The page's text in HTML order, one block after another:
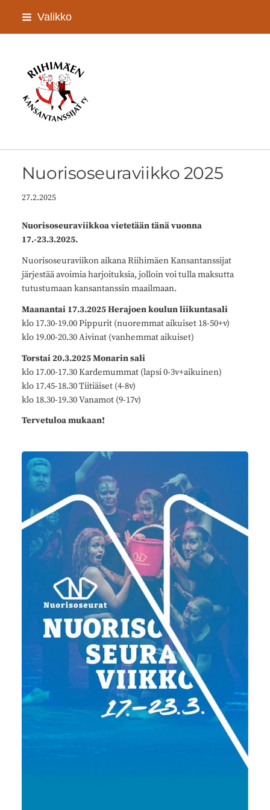
Siirry
Valikko
Riihimäen Kansantanssijat ry
Nuorisoseuraviikko 2025
27.2.2025
Nuorisoseuraviikkoa vietetään tänä vuonna
17.-23.3.2025.
Nuorisoseuraviikon aikana Riihimäen Kansantanssijat
järjestää avoimia harjoituksia, jolloin voi tulla maksutta
tutustumaan kansantanssin maailmaan.
Maanantai 17.3.2025 Herajoen koulun liikuntasali
klo 17.30-19.00 Pippurit (nuoremmat aikuiset 18-50+v)
klo 19.00-20.30 Aivinat (vanhemmat aikuiset)
Torstai 20.3.2025 Monarin sali
klo 17.00-17.30 Kardemummat (lapsi 0-3v+aikuinen)
klo 17.45-18.30 Tiitiäiset (4-8v)
klo 18.30-19.30 Vanamot (9-17v)
Tervetuloa mukaan!